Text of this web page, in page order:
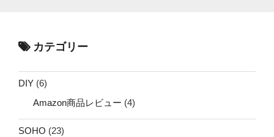
カテゴリー
DIY (6)
Amazon商品レビュー (4)
SOHO (23)